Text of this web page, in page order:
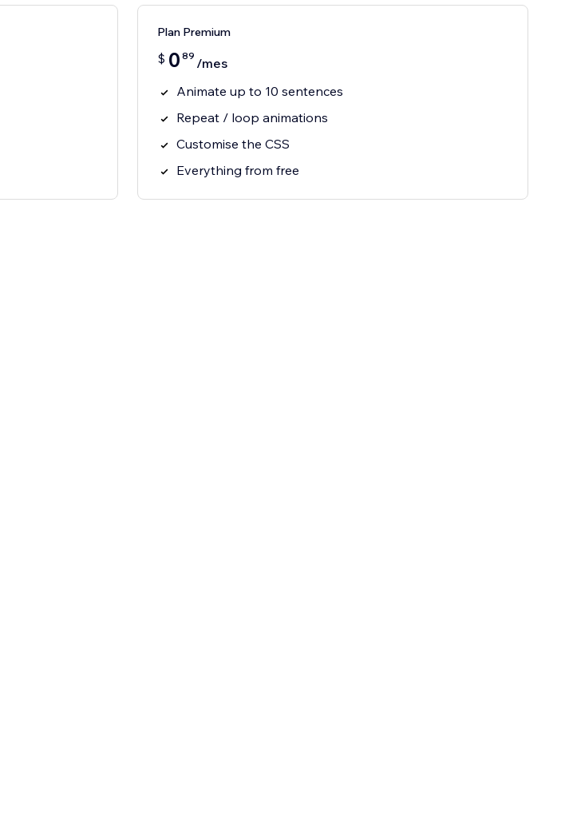
Plan Premium
$ 0 89 /mes
Animate up to 10 sentences
Repeat / loop animations
Customise the CSS
Everything from free